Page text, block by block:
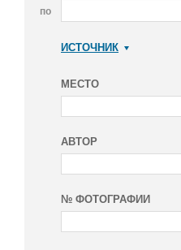
по
ИСТОЧНИК
МЕСТО
АВТОР
№ ФОТОГРАФИИ